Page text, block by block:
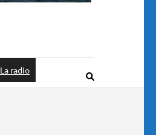
La radio